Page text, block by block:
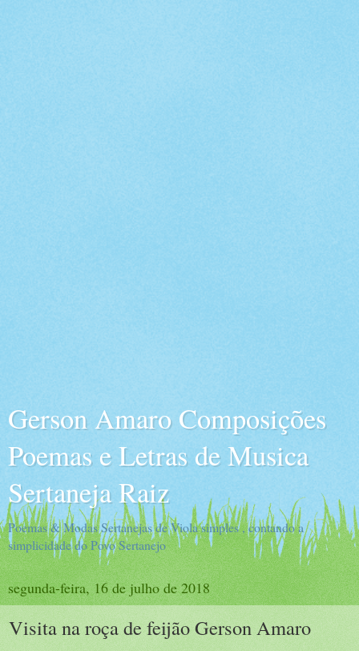
Gerson Amaro Composições
Poemas e Letras de Musica
Sertaneja Raiz
Poemas & Modas Sertanejas de Viola simples , contando a
simplicidade do Povo Sertanejo
segunda-feira, 16 de julho de 2018
Visita na roça de feijão Gerson Amaro